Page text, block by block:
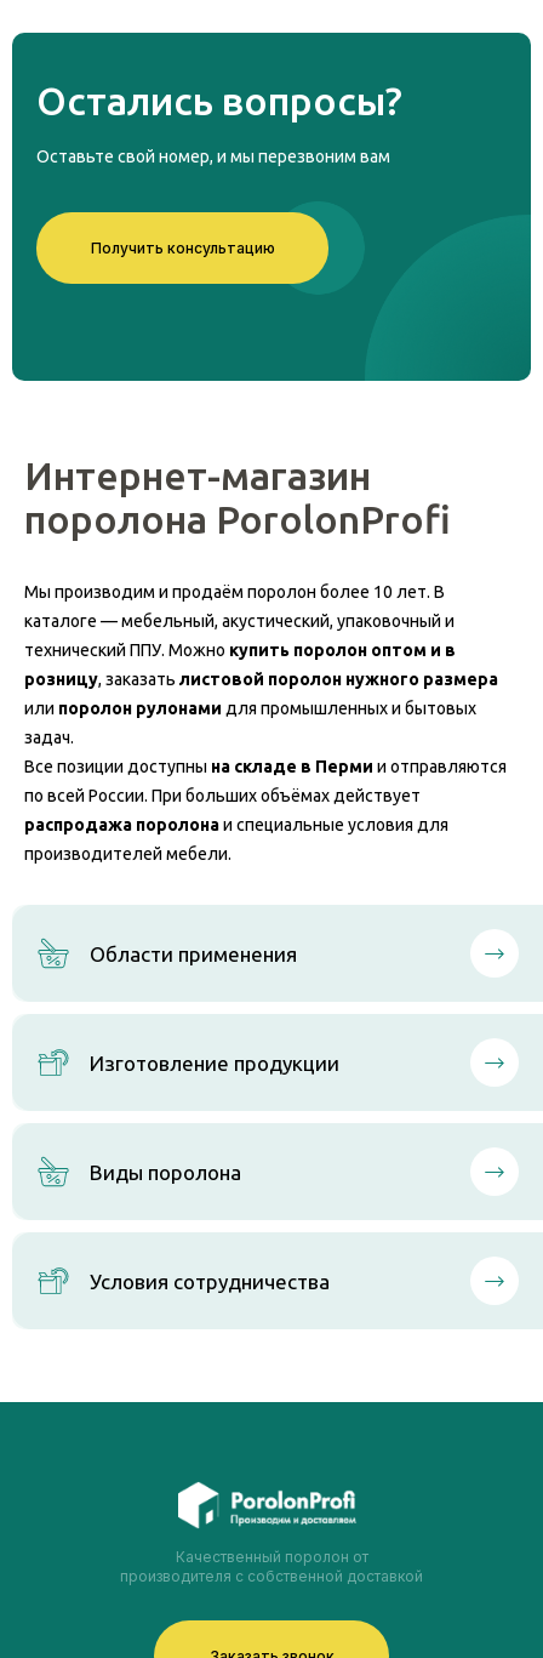
Остались вопросы?
Оставьте свой номер, и мы перезвоним вам
Получить консультацию
Интернет-магазин
поролона PorolonProfi
Мы производим и продаём поролон более 10 лет. В
каталоге — мебельный, акустический, упаковочный и
технический ППУ. Можно купить поролон оптом и в
розницу, заказать листовой поролон нужного размера
или поролон рулонами для промышленных и бытовых
задач.
Все позиции доступны на складе в Перми и отправляются
по всей России. При больших объёмах действует
распродажа поролонаи специальные условия для
производителей мебели.
Области применения
Изготовление продукции
Виды поролона
Условия сотрудничества
Качественный поролон от
производителя с собственной доставкой